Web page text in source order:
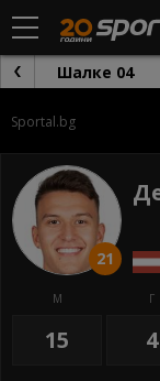
Шалке 04
Sportal.bg
21
М
15
Г
4